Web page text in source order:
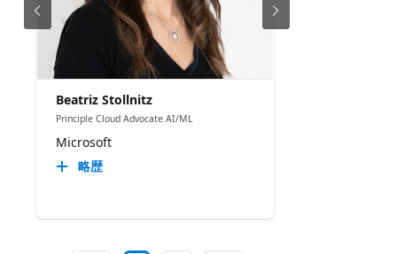
Beatriz Stollnitz
Principle Cloud Advocate AI/ML
Microsoft
略歴